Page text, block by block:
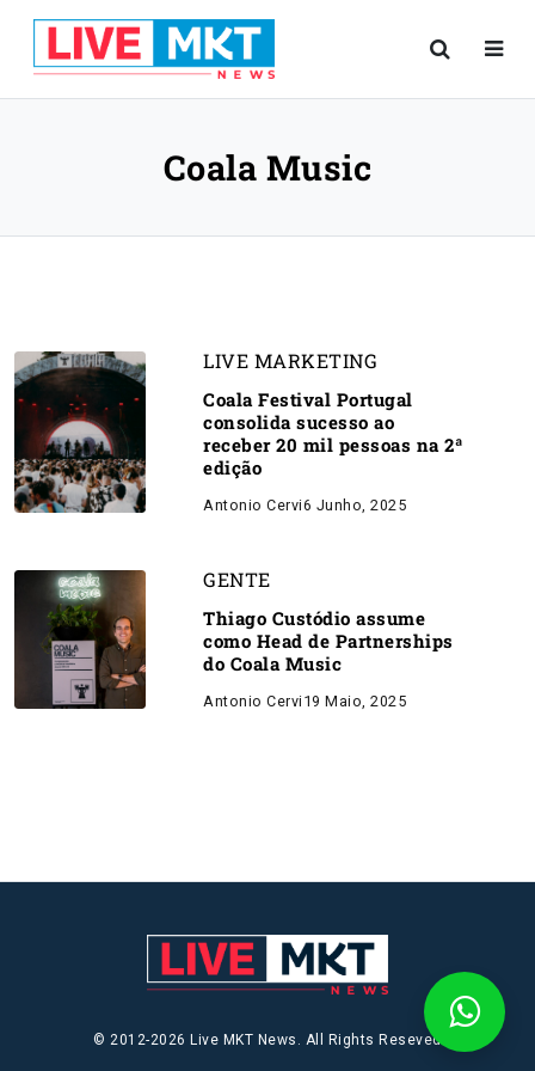
Coala Music
LIVE MARKETING
Coala Festival Portugal
consolida sucesso ao
receber 20 mil pessoas na 2ª
edição
Antonio Cervi6 Junho, 2025
GENTE
Thiago Custódio assume
como Head de Partnerships
do Coala Music
Antonio Cervi 19 Maio, 2025
© 2012-2026 Live MKT News. All Rights Reseved